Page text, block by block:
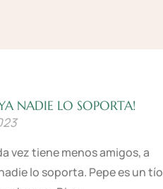
YA NADIE LO SOPORTA!
vez tiene menos amigos, a
lo soporta. Pepe es un tío